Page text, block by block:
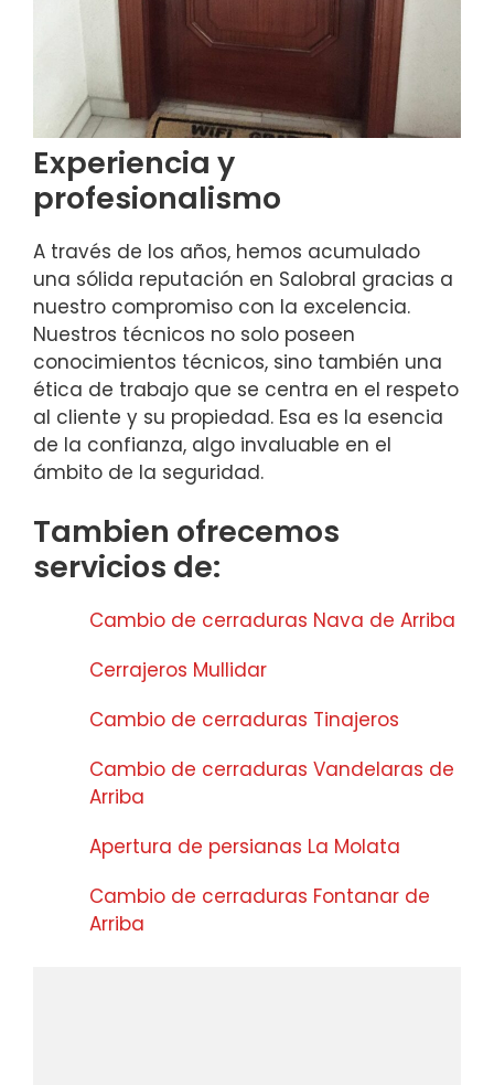
Experiencia y
profesionalismo
A través de los años, hemos acumulado
una sólida reputación en Salobral gracias a
nuestro compromiso con la excelencia.
Nuestros técnicos no solo poseen
conocimientos técnicos, sino también una
ética de trabajo que se centra en el respeto
al cliente y su propiedad. Esa es la esencia
de la confianza, algo invaluable en el
ámbito de la seguridad.
Tambien ofrecemos
servicios de:
Cambio de cerraduras Nava de Arriba
Cerrajeros Mullidar
Cambio de cerraduras Tinajeros
Cambio de cerraduras Vandelaras de
Arriba
Apertura de persianas La Molata
Cambio de cerraduras Fontanar de
Arriba